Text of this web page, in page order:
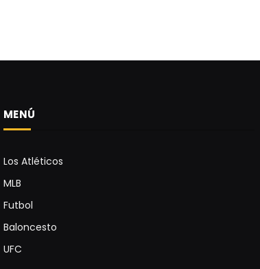
MENÚ
Los Atléticos
MLB
Futbol
Baloncesto
UFC